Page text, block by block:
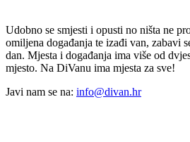
Udobno se smjesti i opusti no ništa ne
omiljena događanja te izađi van, zabavi
dan. Mjesta i događanja ima više od
mjesto. Na DiVanu ima mjesta za sve!
Javi nam se na: info@divan.hr